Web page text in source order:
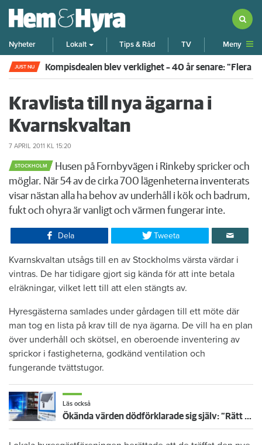
Nyheter Lokalt Tips & Råd TV Meny
JUST NU Kompisdealen blev verklighet – 40 år senare: "Flera
Kravlista till nya ägarna i
Kvarnskvaltan
7 APRIL 2011 KL 15:20
STOCKHOLM
Husen på Fornbyvägen i Rinkeby spricker och
möglar. När 54 av de cirka 700 lägenheterna inventerats
visar nästan alla ha behov av underhåll i kök och badrum,
fukt och ohyra är vanligt och värmen fungerar inte.
Dela Tweeta
Kvarnskvaltan utsågs till en av Stockholms värsta värdar i
vintras. De har tidigare gjort sig kända för att inte betala​
elräkningar, vilket lett till att elen stängts av.
Hyresgästerna samlades under gårdagen till ett möte där
man tog en lista på krav till de nya ägarna. De vill ha en plan
över underhåll och skötsel, en oberoende inventering av
sprickor i fastigheterna, godkänd ventilation och
fungerande tvättstugor.
Läs också
Ökända värden dödförklarade sig själv: ”Rätt skönt att vara avliden faktiskt”